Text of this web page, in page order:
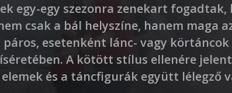
egy-egy szezonra zenekart
csak a bál helyszíne, hanem maga
esetenként lánc- vagy
A kötött stílus ellenére
elemek és a táncfigurák együtt lélegző